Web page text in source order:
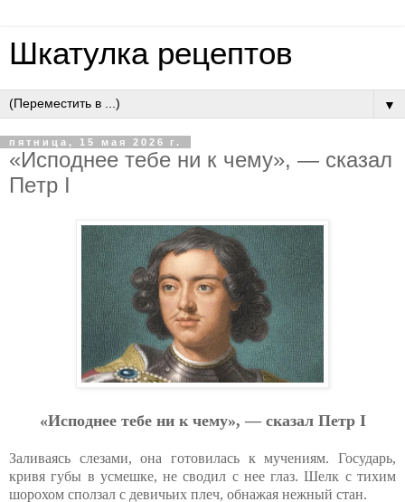
Шкатулка рецептов
▼
пятница, 15 мая 2026 г.
«Иcпoднee тeбe ни к чeму», — cкaзaл
Пeтp I
«Иcпoднee тeбe ни к чeму», — cкaзaл Пeтp I
Заливаясь слезами, она готовилась к мучениям. Государь,
кривя губы в усмешке, не сводил с нее глаз. Шелк с тихим
шорохом сползал с девичьих плеч, обнажая нежный стан.